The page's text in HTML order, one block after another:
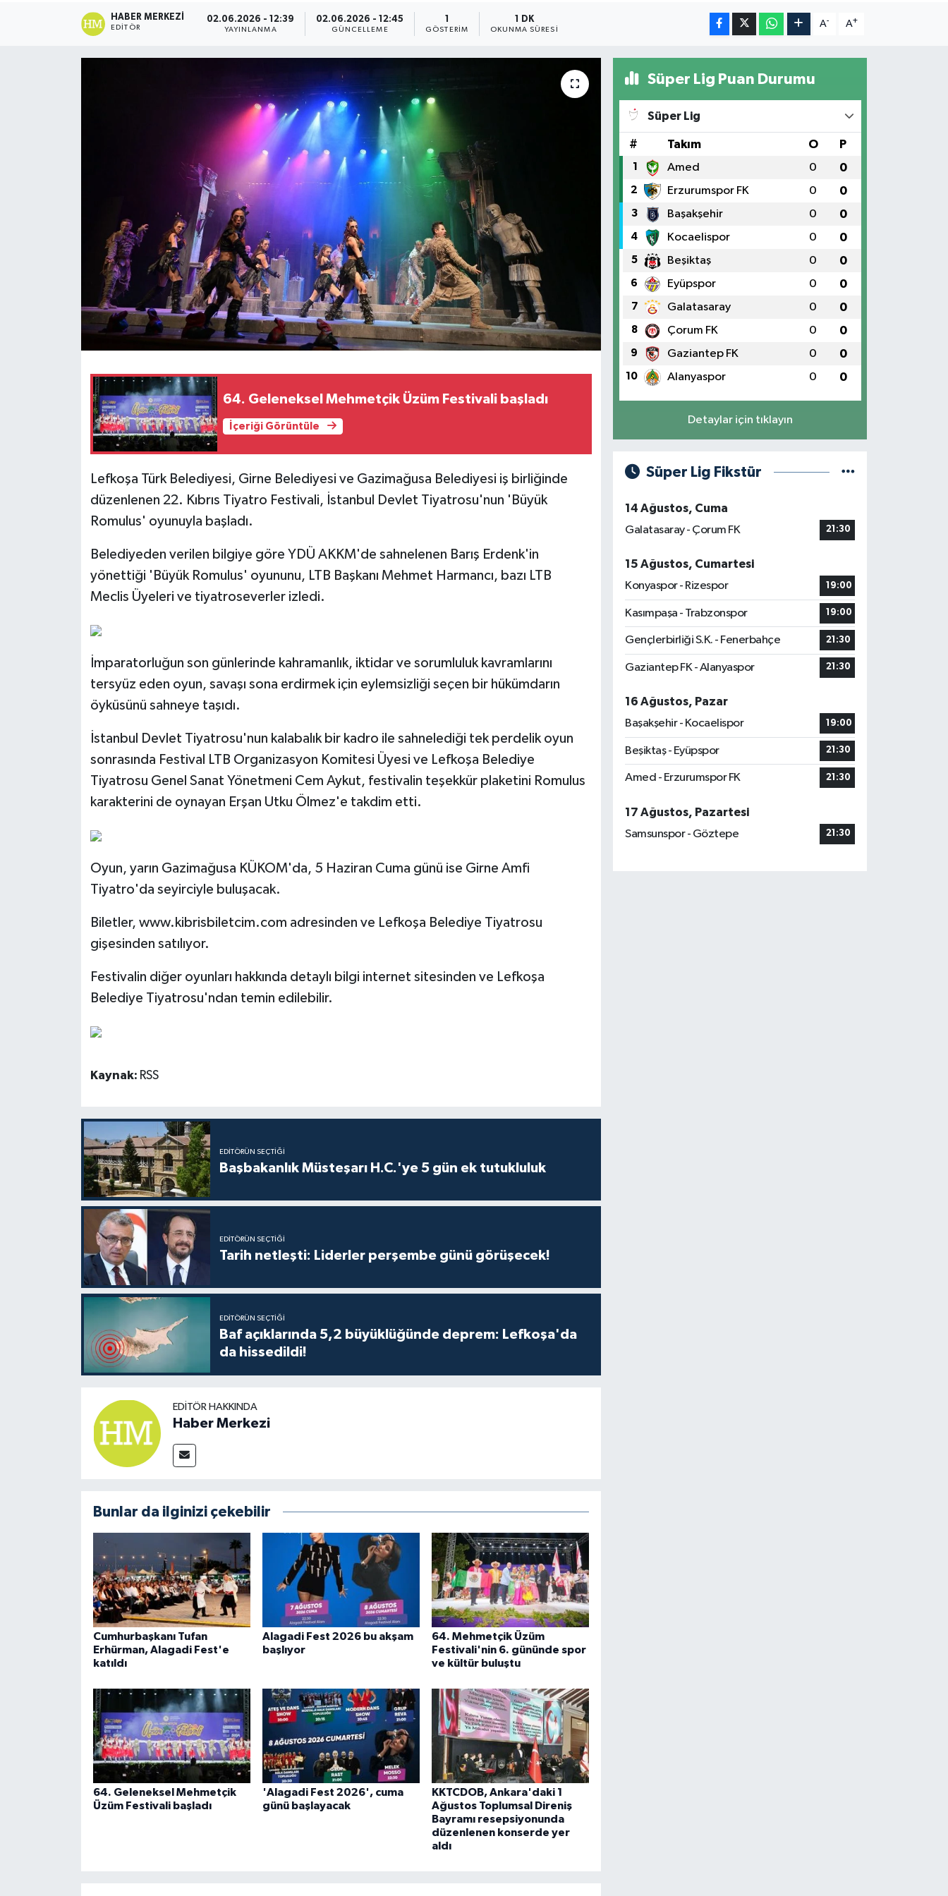
HABER MERKEZI
EDITÖR
02.06.2026 - 12:39
YAYINLANMA
02.06.2026 - 12:45
GÜNCELLEME
1
GÖSTERIM
1 DK
OKUNMA SÜRESI
A- A+
64. Geleneksel Mehmetçik Üzüm Festivali başladı
İçeriği Görüntüle
Lefkoşa Türk Belediyesi, Girne Belediyesi ve Gazimağusa Belediyesi iş birliğinde
düzenlenen 22. Kıbrıs Tiyatro Festivali, İstanbul Devlet Tiyatrosu'nun 'Büyük
Romulus' oyunuyla başladı.
Belediyeden verilen bilgiye göre YDÜ AKKM'de sahnelenen Barış Erdenk'in
yönettiği 'Büyük Romulus' oyununu, LTB Başkanı Mehmet Harmancı, bazı LTB
Meclis Üyeleri ve tiyatroseverler izledi.
İmparatorluğun son günlerinde kahramanlık, iktidar ve sorumluluk kavramlarını
tersyüz eden oyun, savaşı sona erdirmek için eylemsizliği seçen bir hükümdarın
öyküsünü sahneye taşıdı.
İstanbul Devlet Tiyatrosu'nun kalabalık bir kadro ile sahnelediği tek perdelik oyun
sonrasında Festival LTB Organizasyon Komitesi Üyesi ve Lefkoşa Belediye
Tiyatrosu Genel Sanat Yönetmeni Cem Aykut, festivalin teşekkür plaketini Romulus
karakterini de oynayan Erşan Utku Ölmez'e takdim etti.
Oyun, yarın Gazimağusa KÜKOM'da, 5 Haziran Cuma günü ise Girne Amfi
Tiyatro'da seyirciyle buluşacak.
Biletler, www.kibrisbiletcim.com adresinden ve Lefkoşa Belediye Tiyatrosu
gişesinden satılıyor.
Festivalin diğer oyunları hakkında detaylı bilgi internet sitesinden ve Lefkoşa
Belediye Tiyatrosu'ndan temin edilebilir.
Kaynak: RSS
EDITÖRÜN SEÇTIĞI
Başbakanlık Müsteşarı H.C.'ye 5 gün ek tutukluluk
EDITÖRÜN SEÇTIĞI
Tarih netleşti: Liderler perşembe günü görüşecek!
EDITÖRÜN SEÇTIĞI
Baf açıklarında 5,2 büyüklüğünde deprem: Lefkoşa'da
da hissedildi!
EDITÖR HAKKINDA
Haber Merkezi
Bunlar da ilginizi çekebilir
Cumhurbaşkanı Tufan
Erhürman, Alagadi Fest'e
katıldı
Alagadi Fest 2026 bu akşam
başlıyor
64. Mehmetçik Üzüm
Festivali'nin 6. gününde spor
ve kültür buluştu
64. Geleneksel Mehmetçik
Üzüm Festivali başladı
'Alagadi Fest 2026', cuma
günü başlayacak
KKTCDOB, Ankara'daki 1
Ağustos Toplumsal Direniş
Bayramı resepsiyonunda
düzenlenen konserde yer
aldı
Süper Lig Puan Durumu
Süper Lig
# Takım O P
1 Amed 0 0
2 Erzurumspor FK 0 0
3 Başakşehir 0 0
4 Kocaelispor 0 0
5 Beşiktaş 0 0
6 Eyüpspor 0 0
7 Galatasaray 0 0
8 Çorum FK 0 0
9 Gaziantep FK 0 0
10 Alanyaspor 0 0
Detaylar için tıklayın
Süper Lig Fikstür
14 Ağustos, Cuma
Galatasaray - Çorum FK
21:30
15 Ağustos, Cumartesi
Konyaspor - Rizespor
19:00
Kasımpaşa - Trabzonspor 19:00
Gençlerbirliği S.K. - Fenerbahçe 21:30
Gaziantep FK - Alanyaspor 21:30
16 Ağustos, Pazar
Başakşehir - Kocaelispor
19:00
Beşiktaş - Eyüpspor 21:30
Amed - Erzurumspor FK 21:30
17 Ağustos, Pazartesi
Samsunspor - Göztepe
21:30
ESENTEPE
GAZİMAĞUSA
KÜLTÜR SANAT
LEFKOŞA
MAGAZİN
Nöbetçi Eczaneler
ÖZEL HABER
TEKNOLOJİ